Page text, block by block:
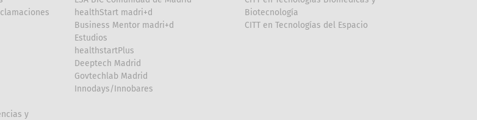
y
healthStart madri+d
Business Mentor madri+d
Estudios
healthstartPlus
Deeptech Madrid
Govtechlab Madrid
Innodays/Innobares
Biotecnología
CITT en Tecnologías del Espacio